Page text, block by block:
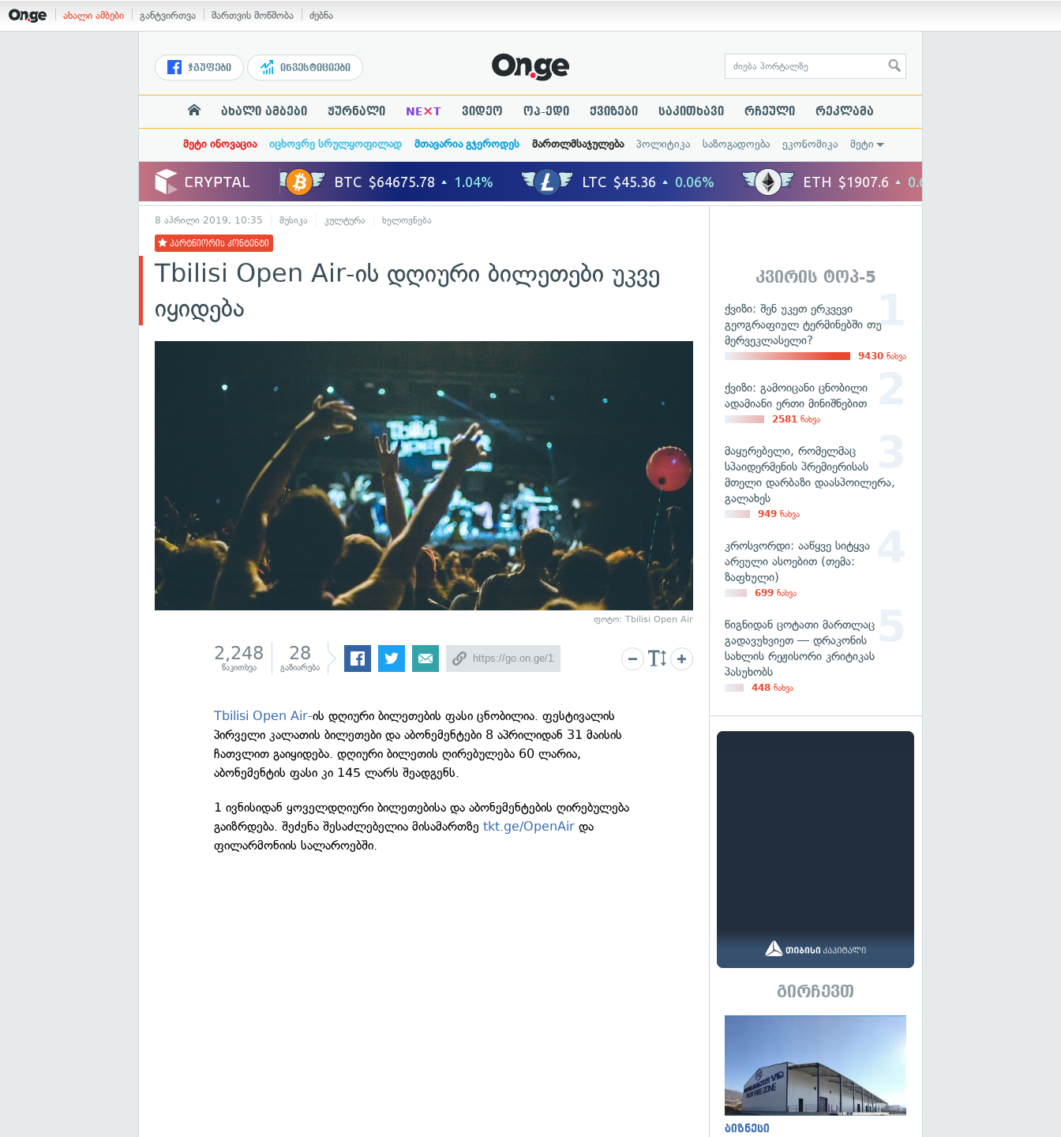
ახალი ამბები განტვირთვა მართვის მოწმობა ძებნა
ჯგუფები ინვესტიციები
ახალი ამბები ჟურნალი NE×T ვიდეო ოპ-ედი ქვიზები საკითხავი რჩეული რეკლამა
მეტი ინოვაცია იცხოვრე სრულყოფილად მთავარია გჯეროდეს მართლმსაჯულება პოლიტიკა საზოგადოება ეკონომიკა მეტი
8 აპრილი 2019, 10:35 მუსიკა კულტურა ხელოვნება
პარტნიორის კონტენტი
Tbilisi Open Air-ის დღიური ბილეთები უკვე
იყიდება
ფოტო: Tbilisi Open Air
2,248
წაკითხვა
28
გაზიარება
Tbilisi Open Air-ის დღიური ბილეთების ფასი ცნობილია. ფესტივალის
პირველი კალათის ბილეთები და აბონემენტები 8 აპრილიდან 31 მაისის
ჩათვლით გაიყიდება. დღიური ბილეთის ღირებულება 60 ლარია,
აბონემენტის ფასი კი 145 ლარს შეადგენს.
1 ივნისიდან ყოველდღიური ბილეთებისა და აბონემენტების ღირებულება
გაიზრდება. შეძენა შესაძლებელია მისამართზეtkt.ge/OpenAir და
ფილარმონიის სალაროებში.
კვირის ტოპ-5
ქვიზი: შენ უკეთ ერკვევი
გეოგრაფიულ ტერმინებში თუ
მერვეკლასელი?
9430 ნახვა
ქვიზი: გამოიცანი ცნობილი
ადამიანი ერთი მინიშნებით
2581 ნახვა
მაყურებელი, რომელმაც
სპაიდერმენის პრემიერისას
მთელი დარბაზი დაასპოილერა,
გალახეს
949 ნახვა
კროსვორდი: ააწყვე სიტყვა
არეული ასოებით (თემა:
ზაფხული)
699 ნახვა
წიგნიდან ცოტათი მართლაც
გადავუხვიეთ — დრაკონის
სახლის რეჟისორი კრიტიკას
პასუხობს
448 ნახვა
გირჩევთ
ბიზნესი